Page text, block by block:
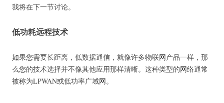
我将在下一节讨论。
低功耗远程技术
如果您需要长距离，低数据通信，就像许多物联网产品一样，那
么您的技术选择并不像其他应用那样清晰。 这种类型的网络通常
被称为LPWAN或低功率广域网。